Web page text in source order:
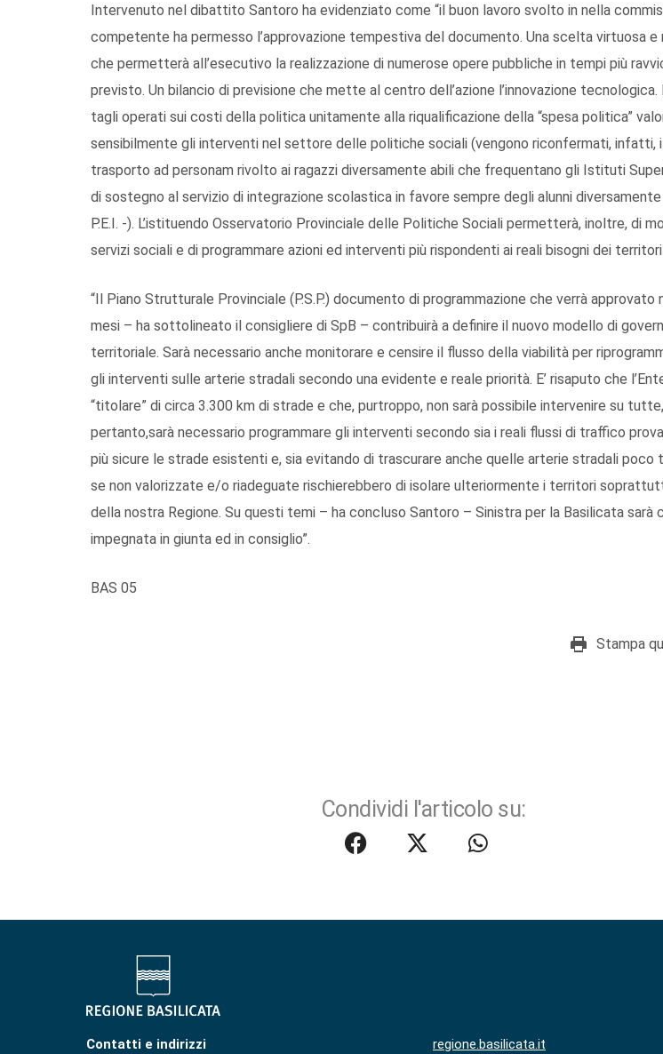
Intervenuto nel dibattito Santoro ha evidenziato come “il buon lavoro svolto in nella
competente ha permesso l’approvazione tempestiva del documento. Una scelta virtuosa e
che permetterà all’esecutivo la realizzazione di numerose opere pubbliche in tempi più
previsto. Un bilancio di previsione che mette al centro dell’azione l’innovazione
tagli operati sui costi della politica unitamente alla riqualificazione della “spesa politica”
sensibilmente gli interventi nel settore delle politiche sociali (vengono riconfermati, infatti,
trasporto ad personam rivolto ai ragazzi diversamente abili che frequentano gli Istituti
di sostegno al servizio di integrazione scolastica in favore sempre degli alunni
P.E.I. -). L’istituendo Osservatorio Provinciale delle Politiche Sociali permetterà, inoltre, di
servizi sociali e di programmare azioni ed interventi più rispondenti ai reali bisogni dei
“Il Piano Strutturale Provinciale (P.S.P.) documento di programmazione che verrà approvato
mesi – ha sottolineato il consigliere di SpB – contribuirà a definire il nuovo modello di
territoriale. Sarà necessario anche monitorare e censire il flusso della viabilità per
gli interventi sulle arterie stradali secondo una evidente e reale priorità. E’ risaputo che
“titolare” di circa 3.300 km di strade e che, purtroppo, non sarà possibile intervenire su
pertanto,sarà necessario programmare gli interventi secondo sia i reali flussi di traffico
più sicure le strade esistenti e, sia evitando di trascurare anche quelle arterie stradali poco
se non valorizzate e/o riadeguate rischierebbero di isolare ulteriormente i territori
della nostra Regione. Su questi temi – ha concluso Santoro – Sinistra per la Basilicata
impegnata in giunta ed in consiglio”.
BAS 05
Stampa
Condividi l'articolo su:
Contatti e indirizzi regione.basilicata.it